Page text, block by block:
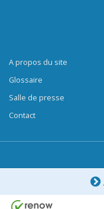
A propos du site
Glossaire
Salle de presse
Contact